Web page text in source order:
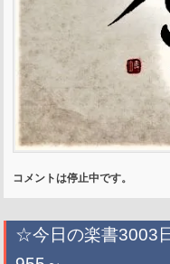
コメントは停止中です。
☆今日の楽書3003